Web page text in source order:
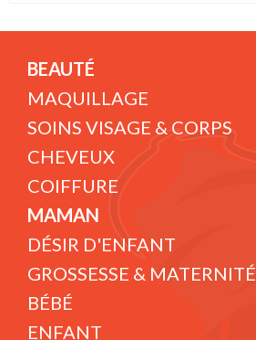
BEAUTÉ
MAQUILLAGE
SOINS VISAGE & CORPS
CHEVEUX
COIFFURE
MAMAN
DÉSIR D'ENFANT
GROSSESSE & MATERNITÉ
BÉBÉ
ENFANT